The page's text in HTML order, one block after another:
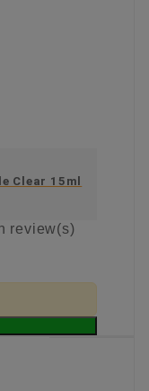
Clear 15ml
review(s)